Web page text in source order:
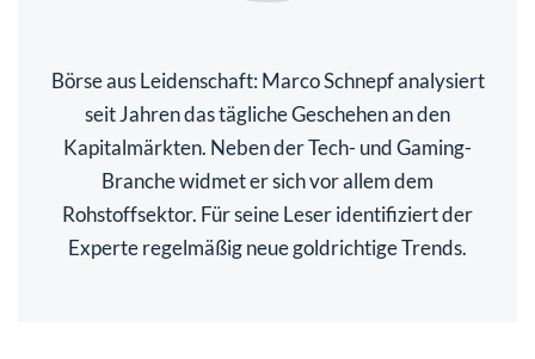
Börse aus Leidenschaft: Marco Schnepf analysiert
seit Jahren das tägliche Geschehen an den
Kapitalmärkten. Neben der Tech- und Gaming-
Branche widmet er sich vor allem dem
Rohstoffsektor. Für seine Leser identifiziert der
Experte regelmäßig neue goldrichtige Trends.